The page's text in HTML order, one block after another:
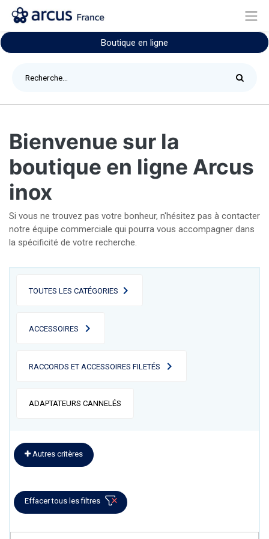
Boutique en ligne
Bienvenue sur la
boutique en ligne Arcus
inox
Si vous ne trouvez pas votre bonheur, n'hésitez pas à contacter
notre équipe commerciale qui pourra vous accompagner dans
la spécificité de votre recherche.
TOUTES LES CATÉGORIES
ACCESSOIRES
RACCORDS ET ACCESSOIRES FILETÉS
ADAPTATEURS CANNELÉS
Autres critères
Effacer tous les filtres